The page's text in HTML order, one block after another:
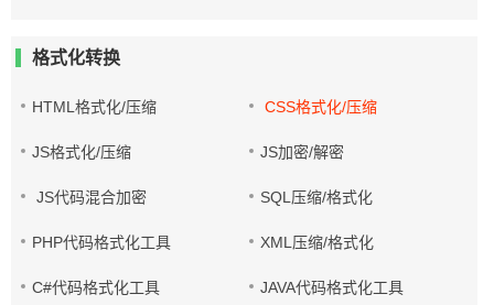
格式化转换
HTML格式化/压缩 CSS格式化/压缩
JS格式化/压缩 JS加密/解密
JS代码混合加密 SQL压缩/格式化
PHP代码格式化工具 XML压缩/格式化
C#代码格式化工具 JAVA代码格式化工具